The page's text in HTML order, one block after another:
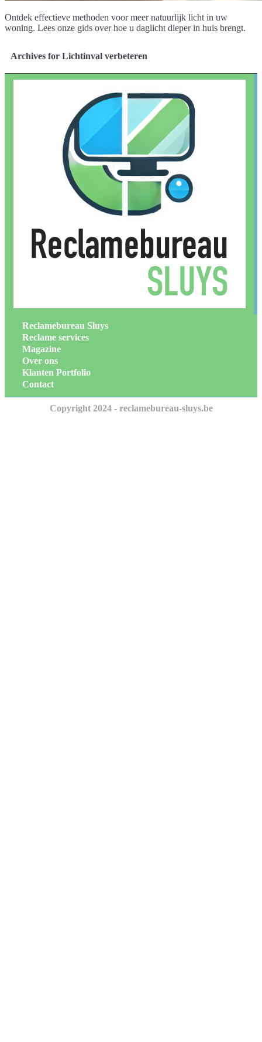
Ontdek effectieve methoden voor meer natuurlijk licht in uw
woning. Lees onze gids over hoe u daglicht dieper in huis brengt.
Archives for Lichtinval verbeteren
Reclamebureau Sluys
Reclame services
Magazine
Over ons
Klanten Portfolio
Contact
Copyright 2024 - reclamebureau-sluys.be